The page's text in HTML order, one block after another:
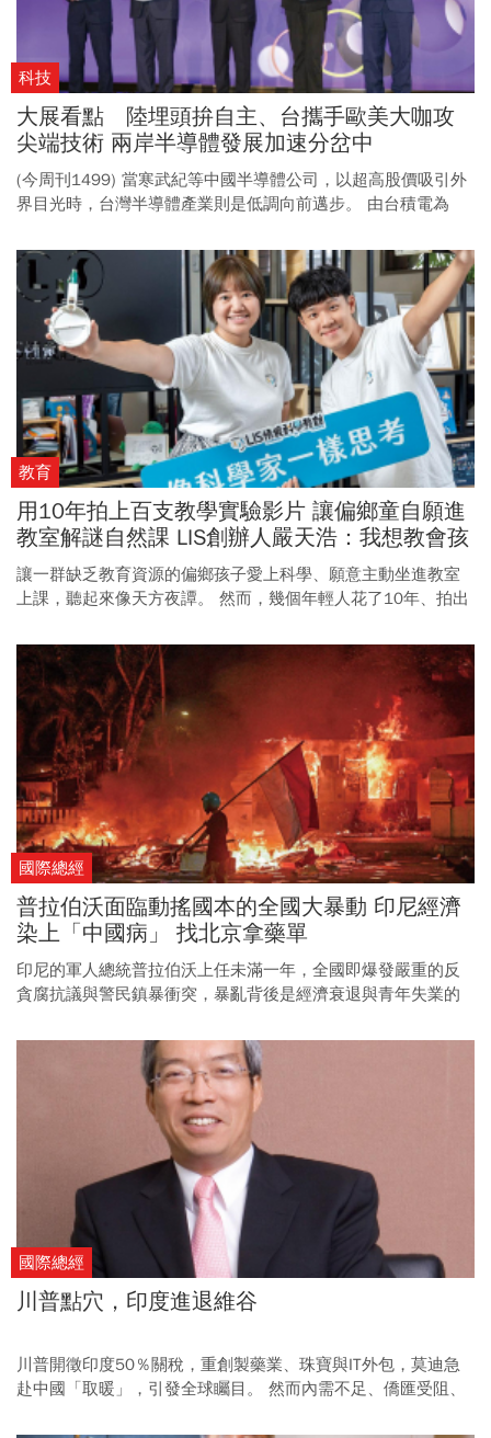
科技
大展看點 陸埋頭拚自主、台攜手歐美大咖攻
尖端技術 兩岸半導體發展加速分岔中
(今周刊1499) 當寒武紀等中國半導體公司，以超高股價吸引外
界目光時，台灣半導體產業則是低調向前邁步。 由台積電為
路上持續加速。
教育
用10年拍上百支教學實驗影片 讓偏鄉童自願進
教室解謎自然課 LIS創辦人嚴天浩：我想教會孩
子真正在乎一件事
讓一群缺乏教育資源的偏鄉孩子愛上科學、願意主動坐進教室
上課，聽起來像天方夜譚。 然而，幾個年輕人花了10年、拍出
景⋯⋯。
國際總經
普拉伯沃面臨動搖國本的全國大暴動 印尼經濟
染上「中國病」 找北京拿藥單
印尼的軍人總統普拉伯沃上任未滿一年，全國即爆發嚴重的反
貪腐抗議與警民鎮暴衝突，暴亂背後是經濟衰退與青年失業的
指標意義。
國際總經
川普點穴，印度進退維谷
川普開徵印度50％關稅，重創製藥業、珠寶與IT外包，莫迪急
赴中國「取暖」，引發全球矚目。 然而內需不足、僑匯受阻、